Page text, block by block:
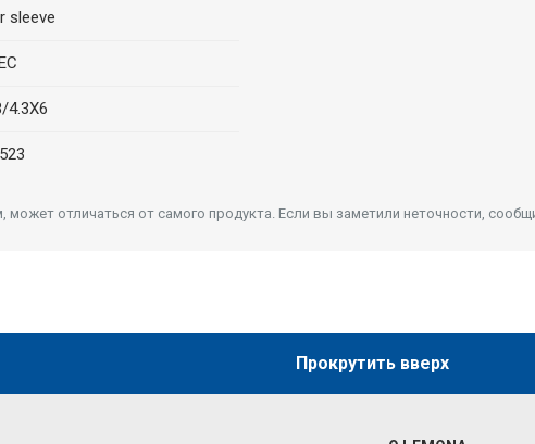
sleeve
4.3X6
отличаться от самого продукта. Если вы заметили неточности,
Прокрутить вверх